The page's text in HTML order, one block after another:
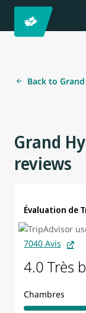
Back to
Grand
reviews
Évaluation de
7040 Avis
4.0 Très
Chambres